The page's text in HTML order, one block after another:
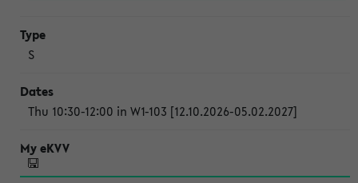
S
Thu 10:30-12:00 in W1-103 [12.10.2026-05.02.2027]